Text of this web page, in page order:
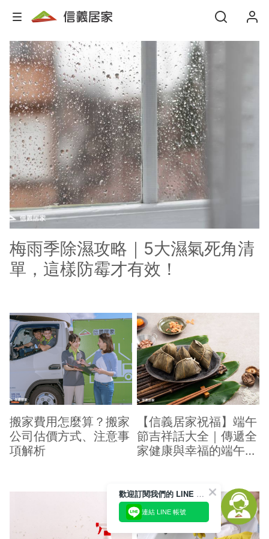
梅雨季除濕攻略｜5大濕氣死角清
單，這樣防霉才有效！
搬家費用怎麼算？搬家
公司估價方式、注意事
項解析
【信義居家祝福】端午
節吉祥話大全｜傳遞全
家健康與幸福的端午祝
歡迎訂閱我們的 LINE 官方帳號
連結 LINE 帳號